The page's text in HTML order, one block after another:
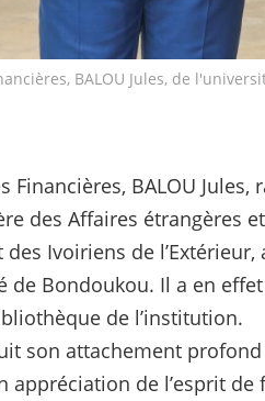
BALOU Jules, de
Financières, BALOU
des Affaires étrangères
des Ivoiriens de
de Bondoukou. Il a en
de l’institution.
son attachement
appréciation de l’esprit